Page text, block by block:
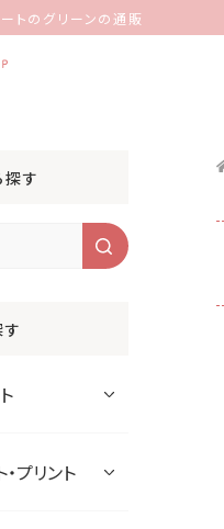
トのグリーンの通販
す
プリント